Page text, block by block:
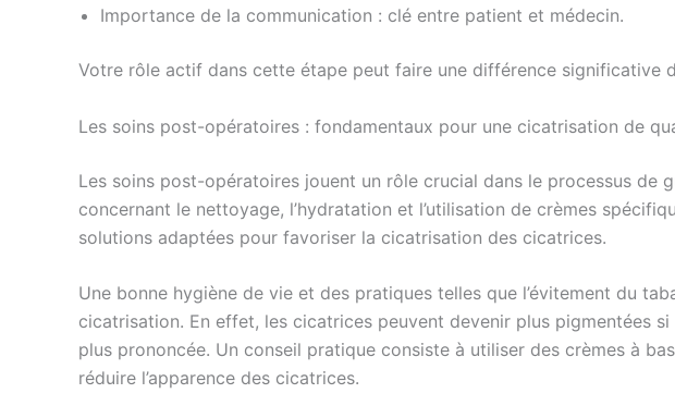
Importance de la communication : clé entre patient et médecin.
Votre rôle actif dans cette étape peut faire une différence significative
Les soins post-opératoires : fondamentaux pour une cicatrisation de
Les soins post-opératoires jouent un rôle crucial dans le processus
concernant le nettoyage, l’hydratation et l’utilisation de crèmes
solutions adaptées pour favoriser la cicatrisation des cicatrices.
Une bonne hygiène de vie et des pratiques telles que l’évitement du
cicatrisation. En effet, les cicatrices peuvent devenir plus pigmentées
plus prononcée. Un conseil pratique consiste à utiliser des crèmes à
réduire l’apparence des cicatrices.